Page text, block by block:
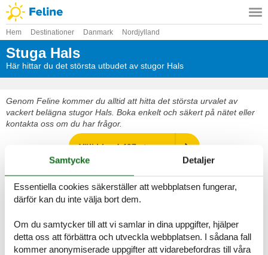
Hem Destinationer Danmark Nordjylland
Stuga Hals
Här hittar du det största utbudet av stugor Hals
Genom Feline kommer du alltid att hitta det största urvalet av
vackert belägna stugor Hals. Boka enkelt och säkert på nätet eller
kontakta oss om du har frågor.
Välj bland 497 stugor
Destinationer i Hals
en vacker stuga Hals
Välj bland 497 stugor
Samtycke Detaljer
Essentiella cookies säkerställer att webbplatsen fungerar,
därför kan du inte välja bort dem.
Om du samtycker till att vi samlar in dina uppgifter, hjälper
detta oss att förbättra och utveckla webbplatsen. I sådana fall
kommer anonymiserade uppgifter att vidarebefordras till våra